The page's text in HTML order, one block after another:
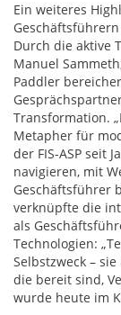
Ein weiteres
Durch die aktive
Manuel
Paddler
Transformation.
Metapher für
der FIS-ASP seit
navigieren, mit
Geschäftsführer
verknüpfte die
als
Technologien:
Selbstzweck –
die bereit sind,
wurde heute im